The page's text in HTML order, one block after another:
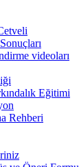
videoları
Eğitimi
Rehberi